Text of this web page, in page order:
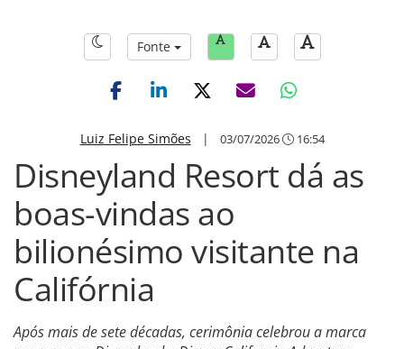
Fonte
Luiz Felipe Simões | 03/07/2026 16:54
Disneyland Resort dá as
boas-vindas ao
bilionésimo visitante na
Califórnia
Após mais de sete décadas, cerimônia celebrou a marca